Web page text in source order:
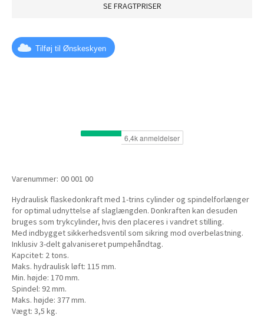
SE FRAGTPRISER
Tilføj til Ønskeskyen
Varenummer: 00 001 00
Hydraulisk flaskedonkraft med 1-trins cylinder og spindelforlænger
for optimal udnyttelse af slaglængden. Donkraften kan desuden
bruges som trykcylinder, hvis den placeres i vandret stilling.
Med indbygget sikkerhedsventil som sikring mod overbelastning.
Inklusiv 3-delt galvaniseret pumpehåndtag.
Kapcitet: 2 tons.
Maks. hydraulisk løft: 115 mm.
Min. højde: 170 mm.
Spindel: 92 mm.
Maks. højde: 377 mm.
Vægt: 3,5 kg.